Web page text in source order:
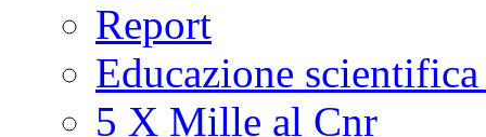
Report
Educazione
5 X Mille al Cnr